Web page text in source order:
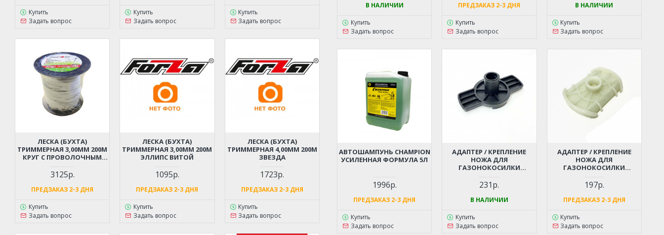
Купить
Задать вопрос
Купить
Задать вопрос
Купить
Задать вопрос
ЛЕСКА (БУХТА)
ТРИММЕРНАЯ 3,00ММ 200М
КРУГ С ПРОВОЛОЧНЫМ
3125р.
ПРЕДЗАКАЗ 2-3 ДНЯ
Купить
Задать вопрос
ЛЕСКА (БУХТА)
ТРИММЕРНАЯ 3,00ММ 200М
ЭЛЛИПС ВИТОЙ
1095р.
ПРЕДЗАКАЗ 2-3 ДНЯ
Купить
Задать вопрос
ЛЕСКА (БУХТА)
ТРИММЕРНАЯ 4,00ММ 200М
ЗВЕЗДА
1723р.
ПРЕДЗАКАЗ 2-3 ДНЯ
Купить
Задать вопрос
В НАЛИЧИИ
Купить
Задать вопрос
ПРЕДЗАКАЗ 2-3 ДНЯ
Купить
Задать вопрос
В НАЛИЧИИ
Купить
Задать вопрос
АВТОШАМПУНЬ CHAMPION
УСИЛЕННАЯ ФОРМУЛА 5Л
1996р.
ПРЕДЗАКАЗ 2-3 ДНЯ
Купить
Задать вопрос
АДАПТЕР / КРЕПЛЕНИЕ
НОЖА ДЛЯ
ГАЗОНОКОСИЛКИ
231р.
В НАЛИЧИИ
Купить
Задать вопрос
АДАПТЕР / КРЕПЛЕНИЕ
НОЖА ДЛЯ
ГАЗОНОКОСИЛКИ
EM4217
197р.
ПРЕДЗАКАЗ 2-3 ДНЯ
Купить
Задать вопрос